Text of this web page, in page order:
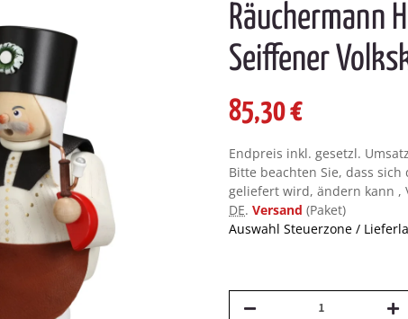
Räuchermann
Seiffener
85,30 €
Endpreis inkl. gesetzl.
Bitte beachten Sie, dass
geliefert wird, ändern kann ,
DE. Versand (Paket)
Auswahl Steuerzone /